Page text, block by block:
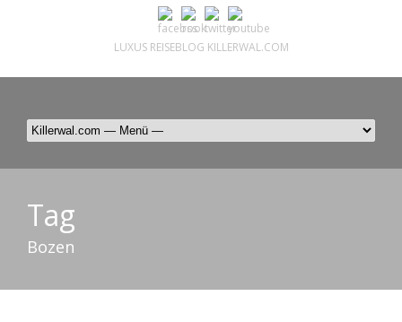
LUXUS REISEBLOG KILLERWAL.COM
Tag
Bozen